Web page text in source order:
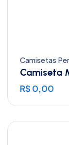
Camisetas
Camiseta
R$ 0,00